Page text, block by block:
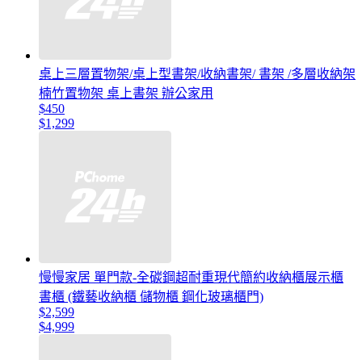
桌上三層置物架/桌上型書架/收納書架/ 書架 /多層收納架
楠竹置物架 桌上書架 辦公家用
$450
$1,299
慢慢家居 單門款-全碳鋼超耐重現代簡約收納櫃展示櫃
書櫃 (鐵藝收納櫃 儲物櫃 鋼化玻璃櫃門)
$2,599
$4,999